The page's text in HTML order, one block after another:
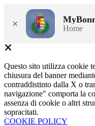
× Home
Questo sito utilizza cookie
chiusura del banner
contraddistinto dalla X o
navigazione" comporta la
assenza di cookie o altri
sopracitati.
COOKIE POLICY